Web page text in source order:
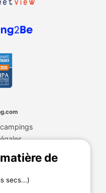
de
secs...)